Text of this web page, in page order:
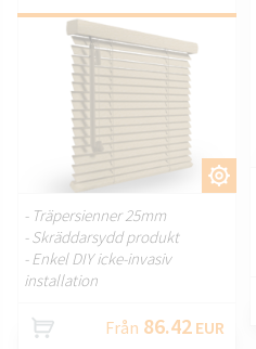
ANPASSA.
- Träpersienner 25mm
- Skräddarsydd produkt
- Enkel DIY icke-invasiv
installation
Från 86.42 EUR